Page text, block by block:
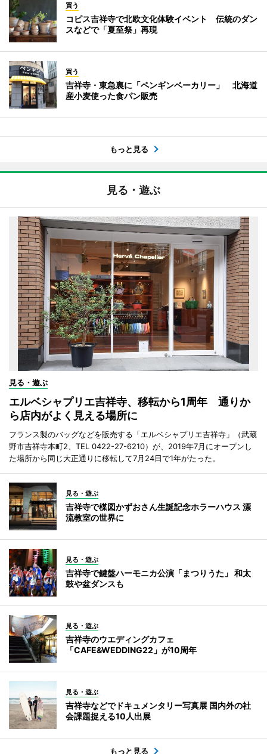
買う
コピス吉祥寺で北欧文化体験イベント 伝統のダン
スなどで「夏至祭」再現
買う
吉祥寺・東急裏に「ペンギンベーカリー」 北海道
産小麦使った食パン販売
もっと見る
見る・遊ぶ
見る・遊ぶ
エルベシャプリエ吉祥寺、移転から1周年 通りか
ら店内がよく見える場所に
フランス製のバッグなどを販売する「エルベシャプリエ吉祥寺」（武蔵
野市吉祥寺本町2、TEL 0422-27-6210）が、2019年7月にオープンし
た場所から同じ大正通りに移転して7月24日で1年がたった。
見る・遊ぶ
吉祥寺で楳図かずおさん生誕記念ホラーハウス 漂
流教室の世界に
見る・遊ぶ
吉祥寺で鍵盤ハーモニカ公演「まつりうた」 和太
鼓や盆ダンスも
見る・遊ぶ
吉祥寺のウエディングカフェ
「CAFE&WEDDING22」が10周年
見る・遊ぶ
吉祥寺などでドキュメンタリー写真展 国内外の社
会課題捉える10人出展
もっと見る